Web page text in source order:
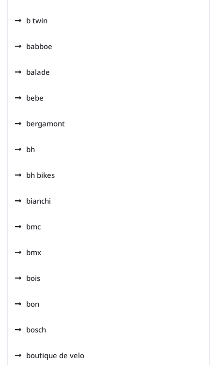
b twin
babboe
balade
bebe
bergamont
bh
bh bikes
bianchi
bmc
bmx
bois
bon
bosch
boutique de velo